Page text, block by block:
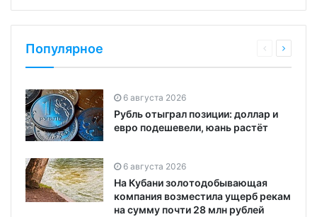
Популярное
6 августа 2026
Рубль отыграл позиции: доллар и
евро подешевели, юань растёт
6 августа 2026
На Кубани золотодобывающая
компания возместила ущерб рекам
на сумму почти 28 млн рублей